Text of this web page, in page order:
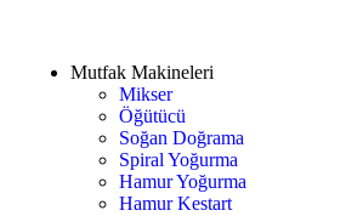
Mutfak Makineleri
Mikser
Öğütücü
Soğan Doğrama
Spiral Yoğurma
Hamur Yoğurma
Hamur Kestart